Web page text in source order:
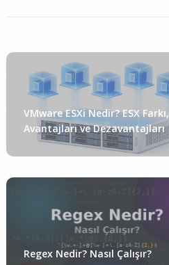
VMware ESXi Nedir? ESX Farkı,
Avantajları ve Dezavantajları
Regex Nedir? Nasıl Çalışır?